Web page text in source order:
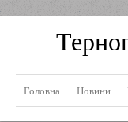
Головна Новини